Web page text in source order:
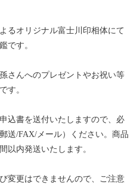
るオリジナル富士川印相体にて
です。
さんへのプレゼントやお祝い等
す。
込書を送付いたしますので、必
送/FAX/メール）ください。商品
以内発送いたします。
変更はできませんので、ご注意